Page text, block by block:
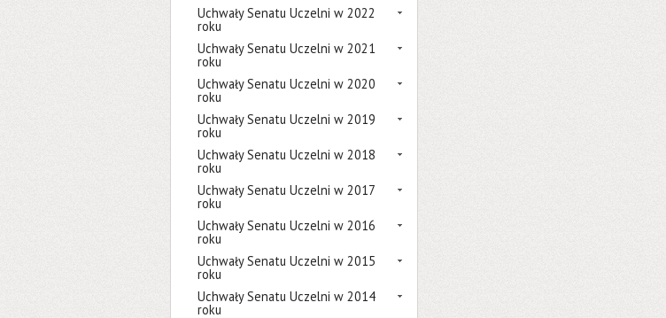
Uchwały Senatu Uczelni w 2022
roku
Uchwały Senatu Uczelni w 2021
roku
Uchwały Senatu Uczelni w 2020
roku
Uchwały Senatu Uczelni w 2019
roku
Uchwały Senatu Uczelni w 2018
roku
Uchwały Senatu Uczelni w 2017
roku
Uchwały Senatu Uczelni w 2016
roku
Uchwały Senatu Uczelni w 2015
roku
Uchwały Senatu Uczelni w 2014
roku